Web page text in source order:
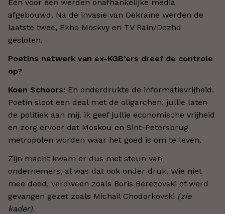
Eén voor één werden onafhankelijke media
afgebouwd. Na de invasie van Oekraïne werden de
laatste twee, Ekho Moskvy en TV Rain/Dozhd
gesloten.
Poetins netwerk van ex-KGB’ers dreef de controle
op?
Koen Schoors: En onderdrukte de informatievrijheid.
Poetin sloot een deal met de oligarchen: jullie laten
de politiek aan mij, ik geef jullie economische vrijheid
en zorg ervoor dat Moskou en Sint-Petersbrug
metropolen worden waar het goed is om te leven.
Zijn macht kwam er dus met steun van
ondernemers, al was dat ook onder druk. Wie niet
mee deed, verdween zoals Boris Berezovski of werd
gevangen gezet zoals Michail Chodorkovski (zie
kader).